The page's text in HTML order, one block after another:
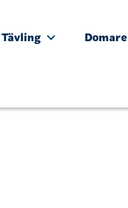
Tävling Domare